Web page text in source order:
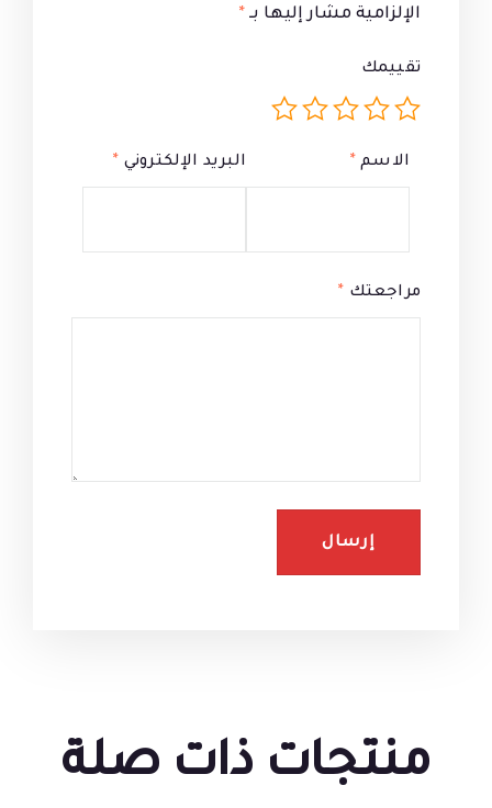
الإلزامية مشار إليها بـ *
تقييمك
مراجعتك *
الاسم * البريد الإلكتروني *
منتجات ذات صلة